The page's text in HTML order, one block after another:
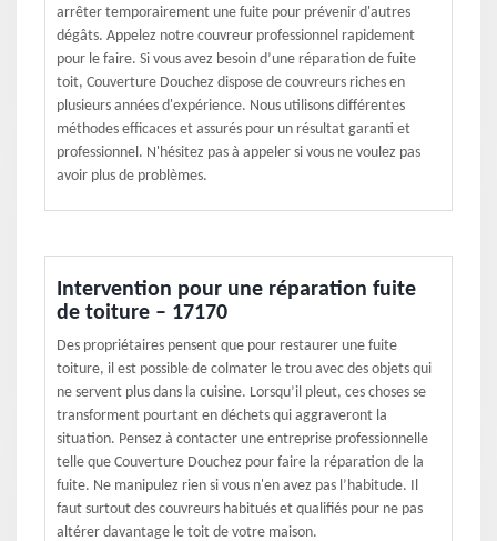
arrêter temporairement une fuite pour prévenir d'autres
dégâts. Appelez notre couvreur professionnel rapidement
pour le faire. Si vous avez besoin d’une réparation de fuite
toit, Couverture Douchez dispose de couvreurs riches en
plusieurs années d'expérience. Nous utilisons différentes
méthodes efficaces et assurés pour un résultat garanti et
professionnel. N'hésitez pas à appeler si vous ne voulez pas
avoir plus de problèmes.
Intervention pour une réparation fuite
de toiture – 17170
Des propriétaires pensent que pour restaurer une fuite
toiture, il est possible de colmater le trou avec des objets qui
ne servent plus dans la cuisine. Lorsqu’il pleut, ces choses se
transforment pourtant en déchets qui aggraveront la
situation. Pensez à contacter une entreprise professionnelle
telle que Couverture Douchez pour faire la réparation de la
fuite. Ne manipulez rien si vous n'en avez pas l’habitude. Il
faut surtout des couvreurs habitués et qualifiés pour ne pas
altérer davantage le toit de votre maison.